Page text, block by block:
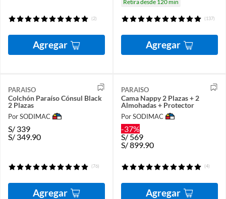
(2)
Agregar
Retira desde 120 min
(137)
Agregar
PARAISO
Colchón Paraíso Cónsul Black
2 Plazas
Por SODIMAC
S/ 339
S/ 349.90
(76)
Agregar
PARAISO
Cama Nappy 2 Plazas + 2
Almohadas + Protector
Por SODIMAC
-37%
S/569
S/899.90
(4)
Agregar